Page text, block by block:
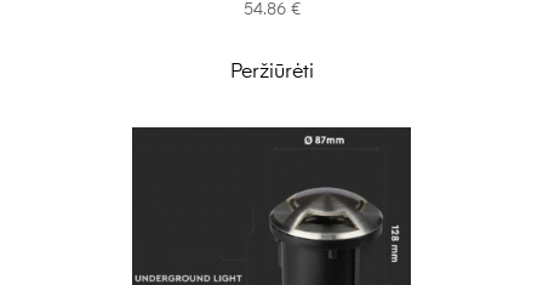
54.86 €
Peržiūrėti